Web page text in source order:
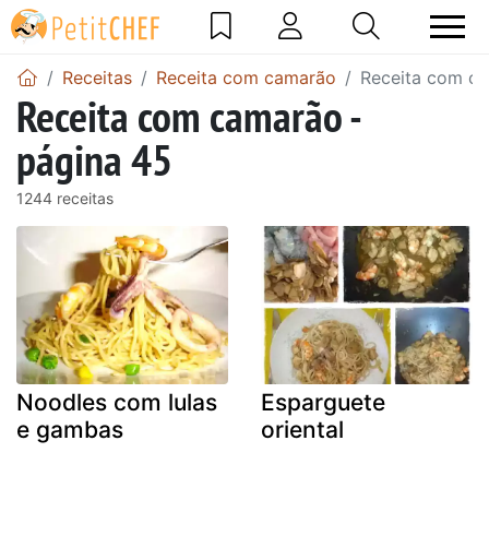
Receitas Receita com camarão Receita com
Receita com camarão -
página 45
1244 receitas
Noodles com lulas
e gambas
Esparguete
oriental